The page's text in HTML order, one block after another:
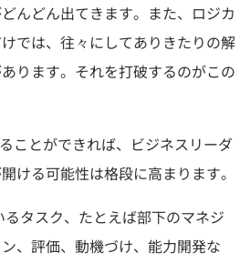
んどん出てきます。また、ロジカ
では、往々にしてありきたりの解
ります。それを打破するのがこの
ことができれば、ビジネスリーダ
ける可能性は格段に高まります。
タスク、たとえば部下のマネジ
、評価、動機づけ、能力開発な